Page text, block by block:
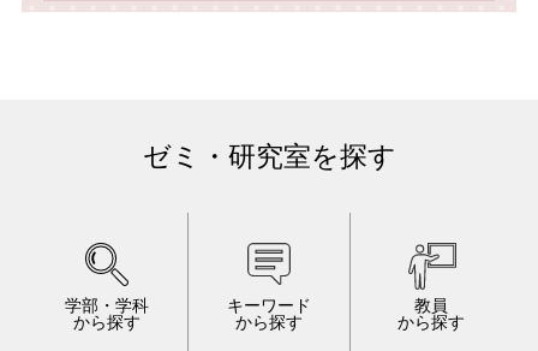
ゼミ・研究室を探す
学部・学科
から探す
キーワード
から探す
教員
から探す